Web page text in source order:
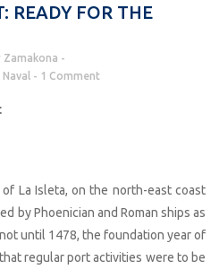
READY FOR THE
Naval 1 Comment
La Isleta, on the north-east coast
by Phoenician and Roman ships as
until 1478, the foundation year of
that regular port activities were to be